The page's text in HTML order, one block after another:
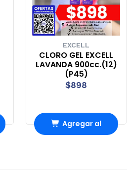
EXCELL
CLORO GEL EXCELL
LAVANDA 900cc.(12)
(P45)
$898
Agregar al